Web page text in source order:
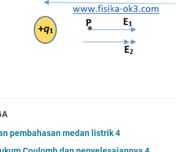
pembahasan medan listrik 4